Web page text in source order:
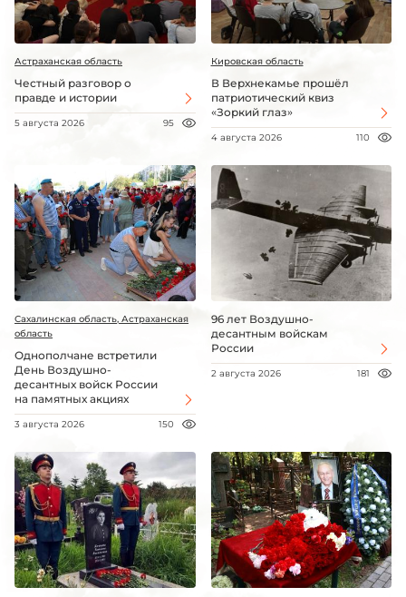
Астраханская область
Честный разговор о
правде и истории
5 августа 2026 95
Кировская область
В Верхнекамье прошёл
патриотический квиз
«Зоркий глаз»
4 августа 2026 110
Сахалинская область, Астраханская
область
Однополчане встретили
День Воздушно-
десантных войск России
на памятных акциях
3 августа 2026 150
96 лет Воздушно-
десантным войскам
России
2 августа 2026 181